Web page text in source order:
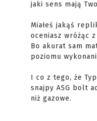
jaki sens mają
Miałeś jakąś
oceniasz wróżąc
Bo akurat sam
poziomu
I co z tego, że
snajpy ASG bolt
niż gazowe.